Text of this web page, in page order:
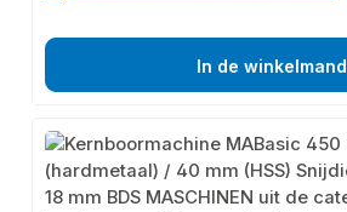
In de winkelmand